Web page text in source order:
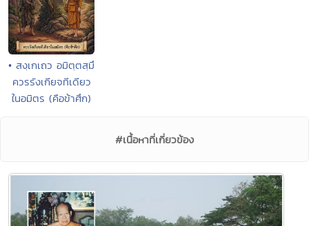
• สงฺเกเถว อมิตฺตสฺมึ
ควรรังเกียจทีเดียว
ในอมิตร (คือข้าศึก)
#เนื้อหาที่เกี่ยวข้อง